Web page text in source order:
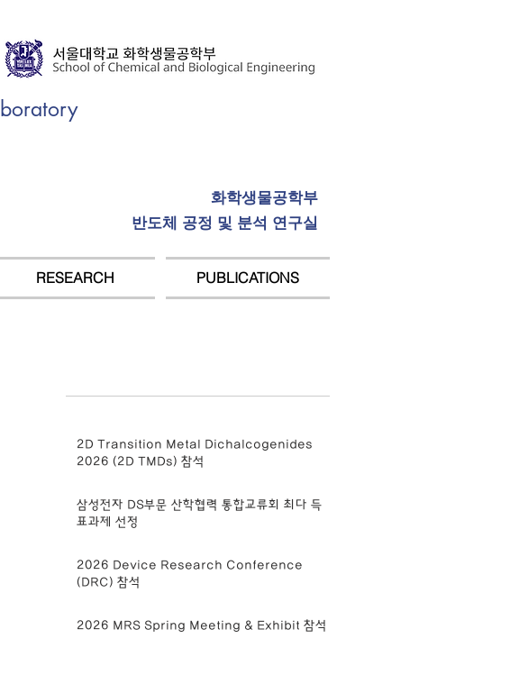
화학생물공학부
반도체 공정 및 분석 연구실
RESEARCH PUBLICATIONS
2D Transition Metal Dichalcogenides
2026 (2D TMDs) 참석
삼성전자 DS부문 산학협력 통합교류회 최다 득
표과제 선정
2026 Device Research Conference
(DRC) 참석
2026 MRS Spring Meeting & Exhibit 참석